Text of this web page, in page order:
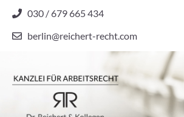
content
030 / 679 665 434
berlin@reichert-recht.com
Dr.
Reichert